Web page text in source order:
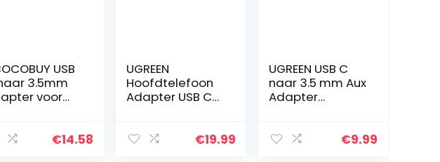
USB
3.5mm
voor
Adapter
€14.58
UGREEN
Hoofdtelefoon
Adapter USB C
USB C Splitter
€19.99
UGREEN USB C
naar 3.5 mm Aux
Adapter
OnePlus 8 Pro 7T
€9.99